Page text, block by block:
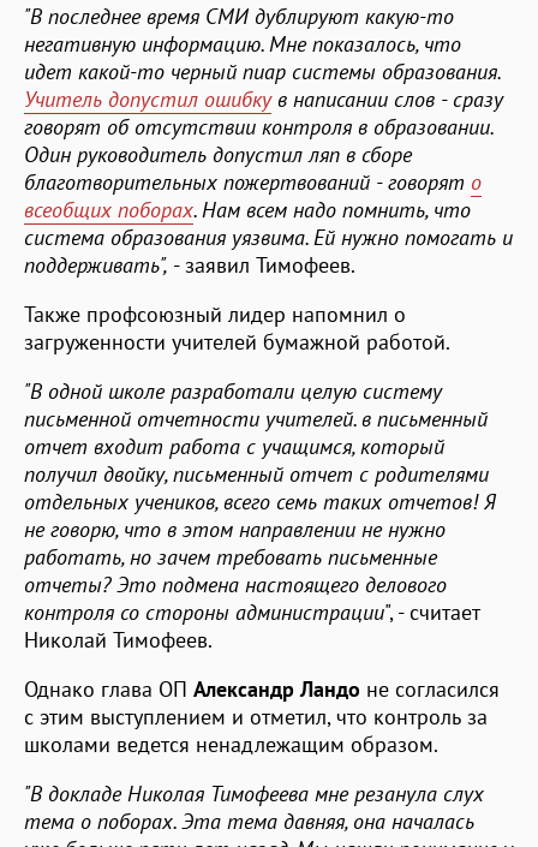
"В последнее время СМИ дублируют какую-то
негативную информацию. Мне показалось, что
идет какой-то черный пиар системы образования.
Учитель допустил ошибкув написании слов - сразу
говорят об отсутствии контроля в образовании.
Один руководитель допустил ляп в сборе
благотворительных пожертвований - говорят о
всеобщих поборах. Нам всем надо помнить, что
система образования уязвима. Ей нужно помогать и
поддерживать", - заявил Тимофеев.
Также профсоюзный лидер напомнил о
загруженности учителей бумажной работой.
"В одной школе разработали целую систему
письменной отчетности учителей. в письменный
отчет входит работа с учащимся, который
получил двойку, письменный отчет с родителями
отдельных учеников, всего семь таких отчетов! Я
не говорю, что в этом направлении не нужно
работать, но зачем требовать письменные
отчеты? Это подмена настоящего делового
контроля со стороны администрации", - считает
Николай Тимофеев.
Однако глава ОП Александр Ландо не согласился
с этим выступлением и отметил, что контроль за
школами ведется ненадлежащим образом.
"В докладе Николая Тимофеева мне резанула слух
тема о поборах. Эта тема давняя, она началась